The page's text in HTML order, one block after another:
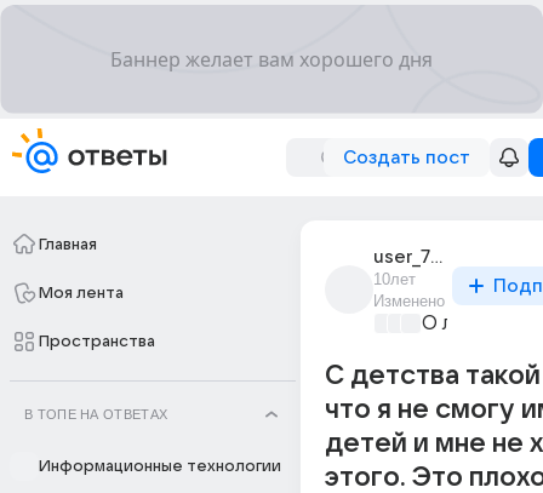
Создать пост
Главная
Моя лента
Пространства
В ТОПЕ НА ОТВЕТАХ
Информационные технологии
user_71003423
10лет
Изменено
О любви без
С детства
что я не смогу
детей и мне не
этого. Это